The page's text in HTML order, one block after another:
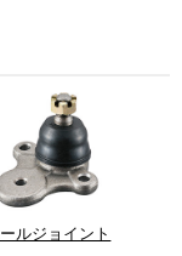
ルジョイント